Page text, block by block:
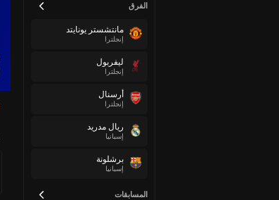
الفرق
مانتشستر يونايتد
إنجلترا
ليفربول
إنجلترا
أرسنال
إنجلترا
ريال مدريد
إسبانيا
برشلونة
إسبانيا
المسابقات